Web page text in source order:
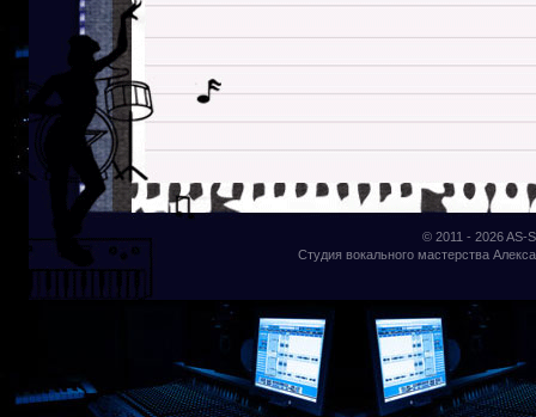
© 2011 - 2026AS-
Студия вокального мастерства